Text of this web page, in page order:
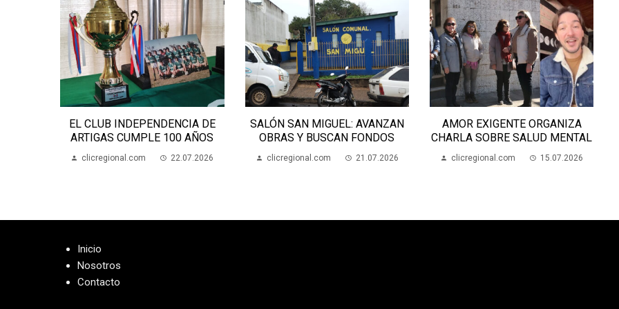
EL CLUB INDEPENDENCIA DE
ARTIGAS CUMPLE 100 AÑOS
clicregional.com 22.07.2026
SALÓN SAN MIGUEL: AVANZAN
OBRAS Y BUSCAN FONDOS
clicregional.com 21.07.2026
AMOR EXIGENTE ORGANIZA
CHARLA SOBRE SALUD MENTAL
clicregional.com 15.07.2026
Inicio
Nosotros
Contacto